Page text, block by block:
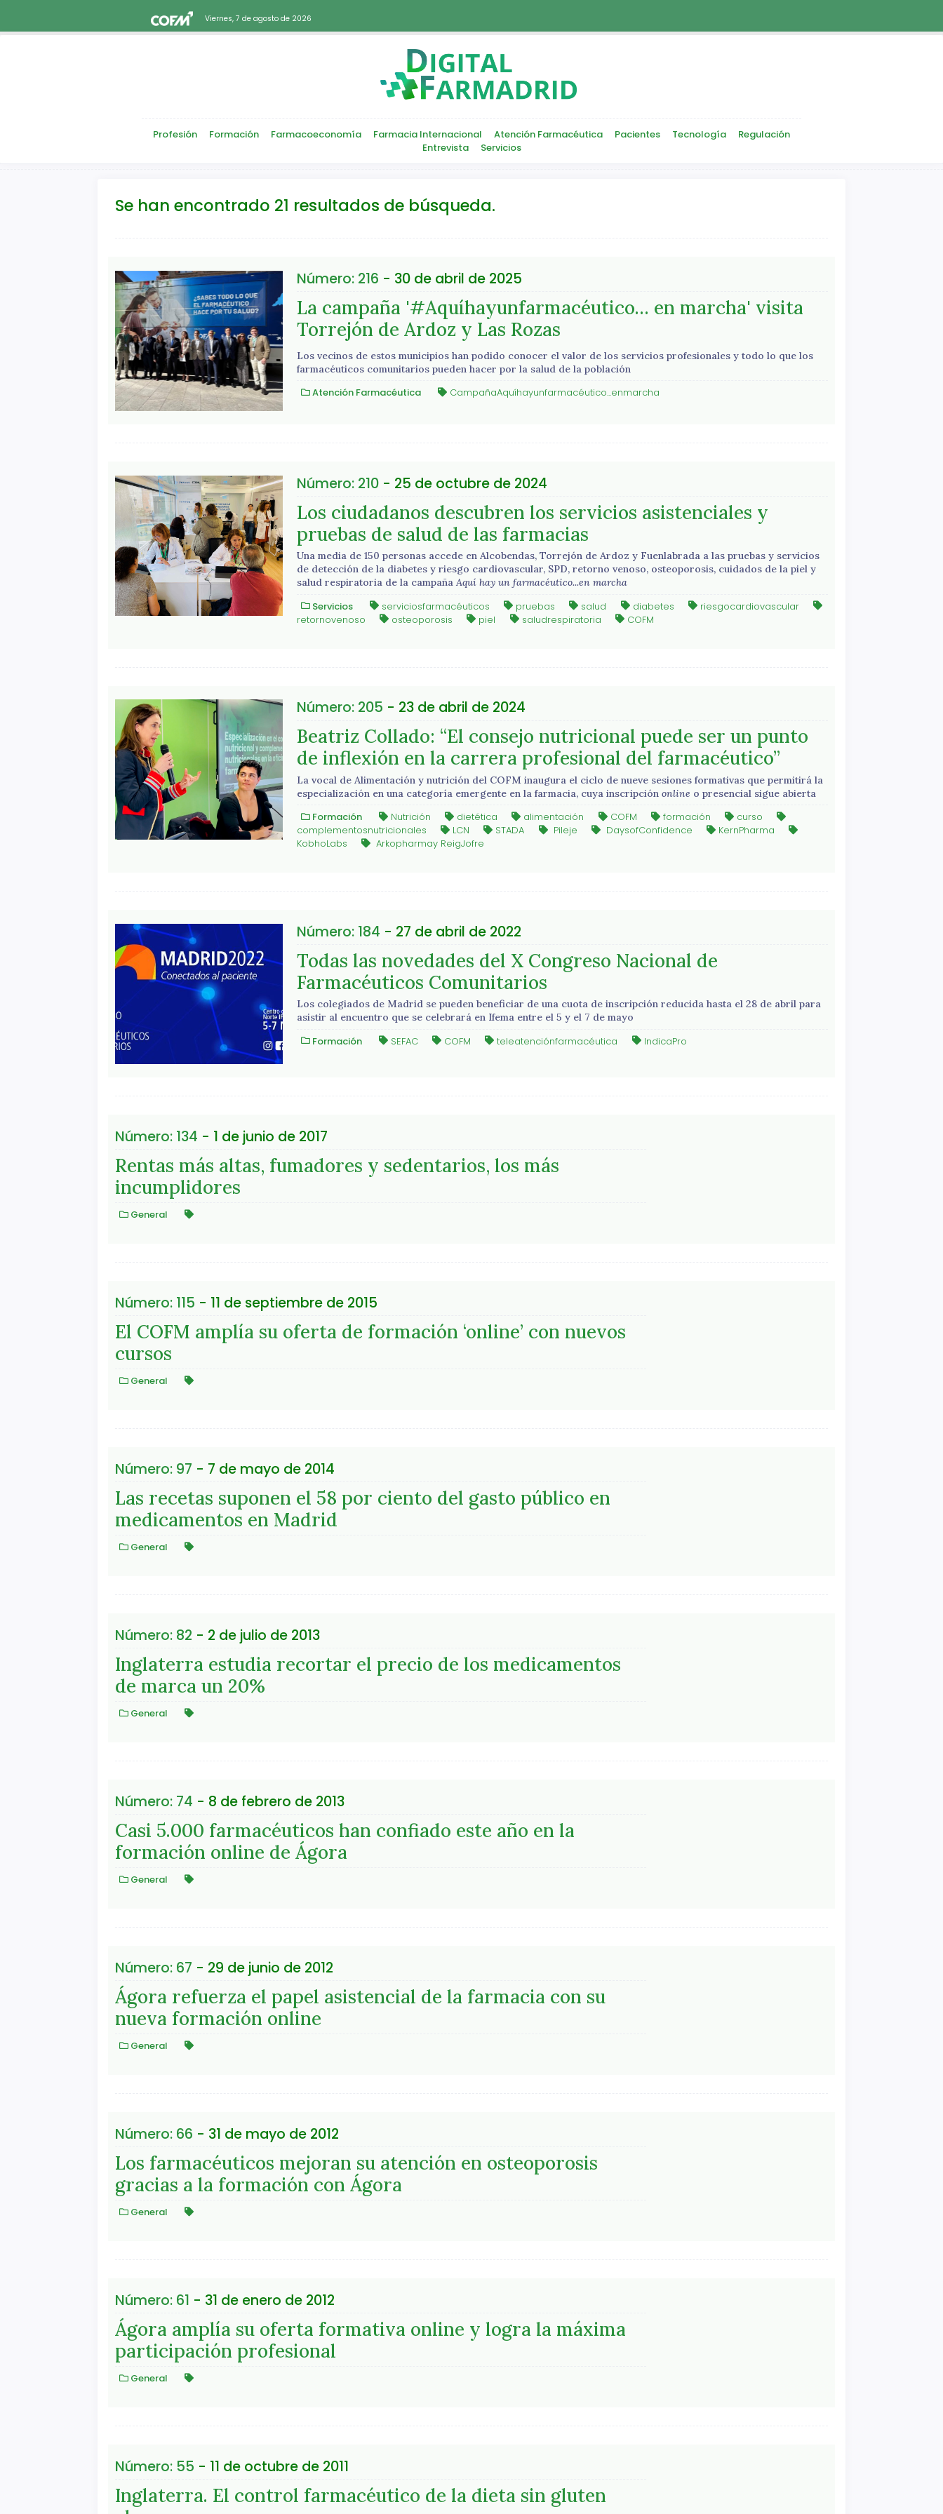
Viernes, 7 de agosto de 2026
Profesión Formación Farmacoeconomía Farmacia Internacional Atención Farmacéutica Pacientes Tecnología
Regulación
Entrevista
Servicios
Se han encontrado 21 resultados de búsqueda.
Número: 216 - 30 de abril de 2025
La campaña '#Aquíhayunfarmacéutico… en marcha' visita
Torrejón de Ardoz y Las Rozas
Los vecinos de estos municipios han podido conocer el valor de los servicios profesionales y todo lo que los
farmacéuticos comunitarios pueden hacer por la salud de la población
Atención Farmacéutica CampañaAquíhayunfarmacéutico...enmarcha
Número: 210- 25 de octubre de 2024
Los ciudadanos descubren los servicios asistenciales y
pruebas de salud de las farmacias
Una media de 150 personas accede en Alcobendas, Torrejón de Ardoz y Fuenlabrada a las pruebas y servicios
de detección de la diabetes y riesgo cardiovascular, SPD, retorno venoso, osteoporosis, cuidados de la piel y
salud respiratoria de la campaña Aquí hay un farmacéutico...en marcha
Servicios serviciosfarmacéuticos pruebas salud diabetes
riesgocardiovascular
retornovenoso
osteoporosis piel saludrespiratoria COFM
Número: 205 - 23 de abril de 2024
Beatriz Collado: “El consejo nutricional puede ser un punto
de inflexión en la carrera profesional del farmacéutico”
La vocal de Alimentación y nutrición del COFM inaugura el ciclo de nueve sesiones formativas que permitirá la
especialización en una categoría emergente en la farmacia, cuya inscripción online o presencial sigue abierta
Formación Nutrición dietética alimentación COFM formación
curso
complementosnutricionales
LCN STADA Pileje DaysofConfidence
KernPharma
KobhoLabs
Arkopharmay ReigJofre
Número: 184 - 27 de abril de 2022
Todas las novedades del X Congreso Nacional de
Farmacéuticos Comunitarios
Los colegiados de Madrid se pueden beneficiar de una cuota de inscripción reducida hasta el 28 de abril para
asistir al encuentro que se celebrará en Ifema entre el 5 y el 7 de mayo
Formación SEFAC COFM teleatenciónfarmacéutica IndicaPro
Número: 134 - 1 de junio de 2017
Rentas más altas, fumadores y sedentarios, los más
incumplidores
General
Número: 115 - 11 de septiembre de 2015
El COFM amplía su oferta de formación ‘online’ con nuevos
cursos
General
Número: 97 - 7 de mayo de 2014
Las recetas suponen el 58 por ciento del gasto público en
medicamentos en Madrid
General
Número: 82 - 2 de julio de 2013
Inglaterra estudia recortar el precio de los medicamentos
de marca un 20%
General
Número: 74 - 8 de febrero de 2013
Casi 5.000 farmacéuticos han confiado este año en la
formación online de Ágora
General
Número: 67 - 29 de junio de 2012
Ágora refuerza el papel asistencial de la farmacia con su
nueva formación online
General
Número: 66 - 31 de mayo de 2012
Los farmacéuticos mejoran su atención en osteoporosis
gracias a la formación con Ágora
General
Número: 61 - 31 de enero de 2012
Ágora amplía su oferta formativa online y logra la máxima
participación profesional
General
Número: 55 - 11 de octubre de 2011
Inglaterra. El control farmacéutico de la dieta sin gluten